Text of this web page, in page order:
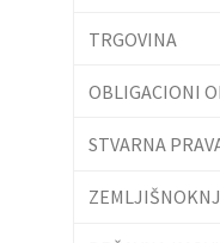
TRGOVINA
OBLIGACIONI
STVARNA